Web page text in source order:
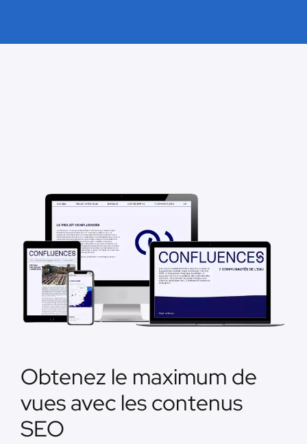
Obtenez le maximum de
vues avec les contenus
SEO